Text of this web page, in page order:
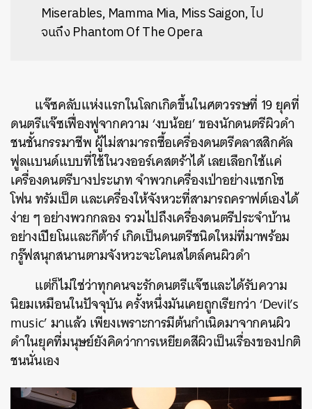
Miserables, Mamma Mia, Miss Saigon, ไป
จนถึง Phantom Of The Opera
แจ๊ซคลับแห่งแรกในโลกเกิดขึ้นในศตวรรษที่ 19 ยุคที่
ดนตรีแจ๊ซเฟื่องฟูจากความ ‘งบน้อย’ ของนักดนตรีผิวดำ
ชนชั้นกรรมาชีพ ผู้ไม่สามารถซื้อเครื่องดนตรีคลาสสิกคัล
ฟูลแบนด์แบบที่ใช้ในวงออร์เคสตร้าได้ เลยเลือกใช้แค่
เครื่องดนตรีบางประเภท จำพวกเครื่องเป่าอย่างแซกโซ
โฟน ทรัมเป็ต และเครื่องให้จังหวะที่สามารถคราฟต์เองได้
ง่าย ๆ อย่างพวกกลอง รวมไปถึงเครื่องดนตรีประจำบ้าน
อย่างเปียโนและกีต้าร์ เกิดเป็นดนตรีชนิดใหม่ที่มาพร้อม
กรู๊ฟสนุกสนานตามจังหวะจะโคนสไตล์คนผิวดำ
แต่ก็ไม่ใช่ว่าทุกคนจะรักดนตรีแจ๊ซและได้รับความ
นิยมเหมือนในปัจจุบัน ครั้งหนึ่งมันเคยถูกเรียกว่า ‘Devil’s
music’ มาแล้ว เพียงเพราะการมีต้นกำเนิดมาจากคนผิว
ดำในยุคที่มนุษย์ยังคิดว่าการเหยียดสีผิวเป็นเรื่องของปกติ
ชนนั่นเอง